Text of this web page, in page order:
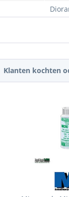
Klanten kochten